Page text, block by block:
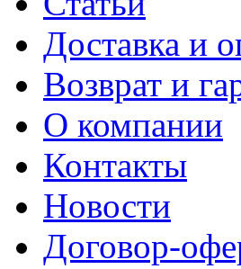
Доставка и
Возврат и
О компании
Контакты
Новости
Договор-